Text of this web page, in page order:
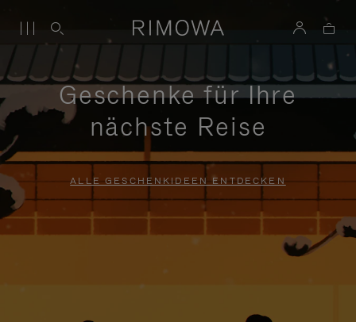
Geschenke für Ihre
nächste Reise
ALLE GESCHENKIDEEN ENTDECKEN